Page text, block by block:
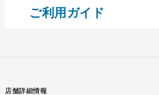
ご利用ガイド
店舗詳細情報